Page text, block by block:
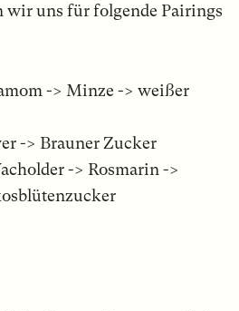
wir uns für folgende Pairings
-> Minze -> weißer
-> Brauner Zucker
-> Rosmarin ->